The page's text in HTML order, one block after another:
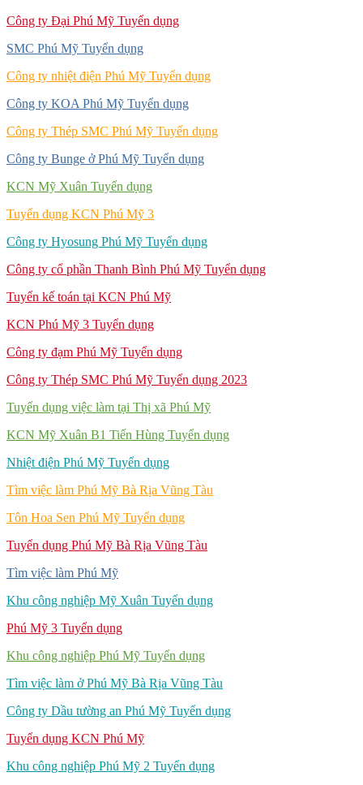
Công ty Đại Phú Mỹ Tuyển dụng
SMC Phú Mỹ Tuyển dụng
Công ty nhiệt điện Phú Mỹ Tuyển dụng
Công ty KOA Phú Mỹ Tuyển dụng
Công ty Thép SMC Phú Mỹ Tuyển dụng
Công ty Bunge ở Phú Mỹ Tuyển dụng
KCN Mỹ Xuân Tuyển dụng
Tuyển dụng KCN Phú Mỹ 3
Công ty Hyosung Phú Mỹ Tuyển dụng
Công ty cổ phần Thanh Bình Phú Mỹ Tuyển dụng
Tuyển kế toán tại KCN Phú Mỹ
KCN Phú Mỹ 3 Tuyển dụng
Công ty đạm Phú Mỹ Tuyển dụng
Công ty Thép SMC Phú Mỹ Tuyển dụng 2023
Tuyển dụng việc làm tại Thị xã Phú Mỹ
KCN Mỹ Xuân B1 Tiến Hùng Tuyển dụng
Nhiệt điện Phú Mỹ Tuyển dụng
Tìm việc làm Phú Mỹ Bà Rịa Vũng Tàu
Tôn Hoa Sen Phú Mỹ Tuyển dụng
Tuyển dụng Phú Mỹ Bà Rịa Vũng Tàu
Tìm việc làm Phú Mỹ
Khu công nghiệp Mỹ Xuân Tuyển dụng
Phú Mỹ 3 Tuyển dụng
Khu công nghiệp Phú Mỹ Tuyển dụng
Tìm việc làm ở Phú Mỹ Bà Rịa Vũng Tàu
Công ty Dầu tường an Phú Mỹ Tuyển dụng
Tuyển dụng KCN Phú Mỹ
Khu công nghiệp Phú Mỹ 2 Tuyển dụng